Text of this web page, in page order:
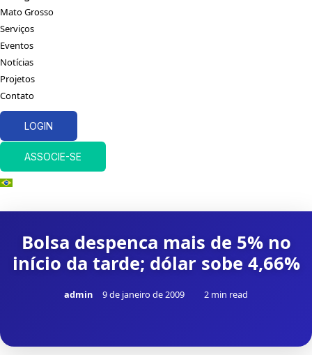
Mato Grosso
Serviços
Eventos
Notícias
Projetos
Contato
LOGIN
ASSOCIE-SE
Bolsa despenca mais de 5% no
início da tarde; dólar sobe 4,66%
admin 9 de janeiro de 2009 2 min read